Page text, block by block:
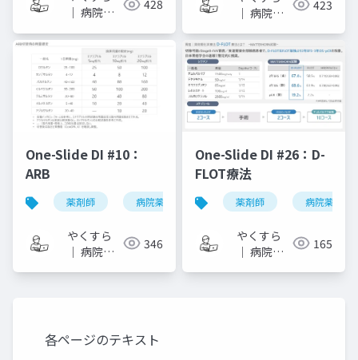
｜ 病院薬
イドメモ
428
｜ 病院薬
イドメモ
423
One-Slide DI #10：
ARB
薬剤師 病院薬剤師 one-slide di arb
やくすら
｜ 病院薬
346
One-Slide DI #26：D-
FLOT療法
薬剤師 病院薬剤師
やくすら
｜ 病院薬
165
各ページのテキスト